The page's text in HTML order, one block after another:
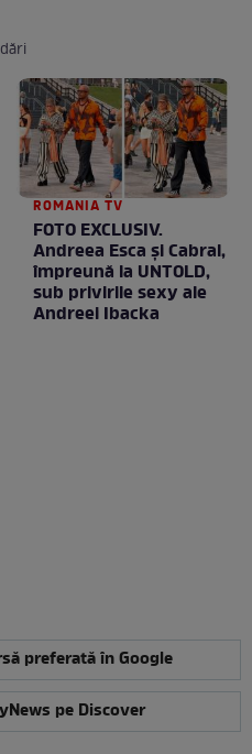
ROMANIA TV
FOTO EXCLUSIV.
Andreea Esca şi Cabral,
împreună la UNTOLD,
sub privirile sexy ale
Andreei Ibacka
preferată în Google
pe Discover